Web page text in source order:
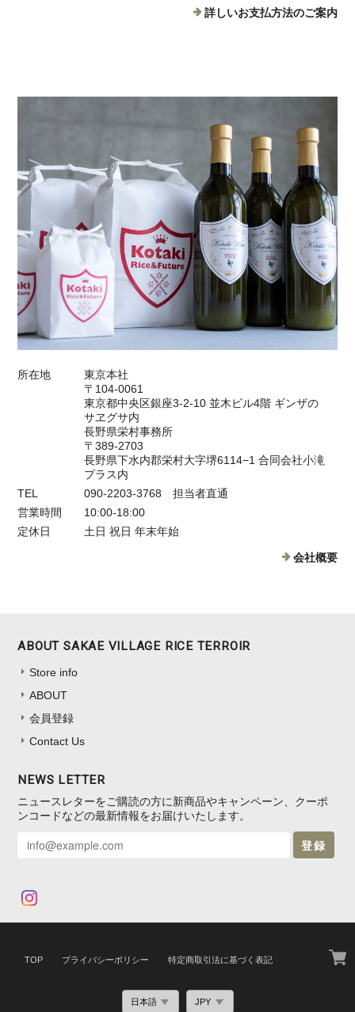
詳しいお支払方法のご案内
所在地
東京本社
〒104-0061
東京都中央区銀座3-2-10 並木ビル4階 ギンザの
サヱグサ内
長野県栄村事務所
〒389-2703
長野県下水内郡栄村大字堺6114−1 合同会社小滝
プラス内
TEL
090-2203-3768 担当者直通
営業時間
10:00-18:00
定休日
土日 祝日 年末年始
会社概要
ABOUT SAKAE VILLAGE RICE TERROIR
Store info
ABOUT
会員登録
Contact Us
NEWS LETTER
ニュースレターをご購読の方に新商品やキャンペーン、クーポ
ンコードなどの最新情報をお届けいたします。
登録
TOP プライバシーポリシー 特定商取引法に基づく表記